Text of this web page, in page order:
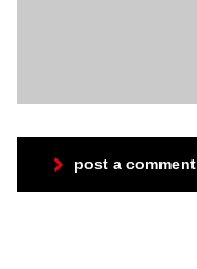
post a comment